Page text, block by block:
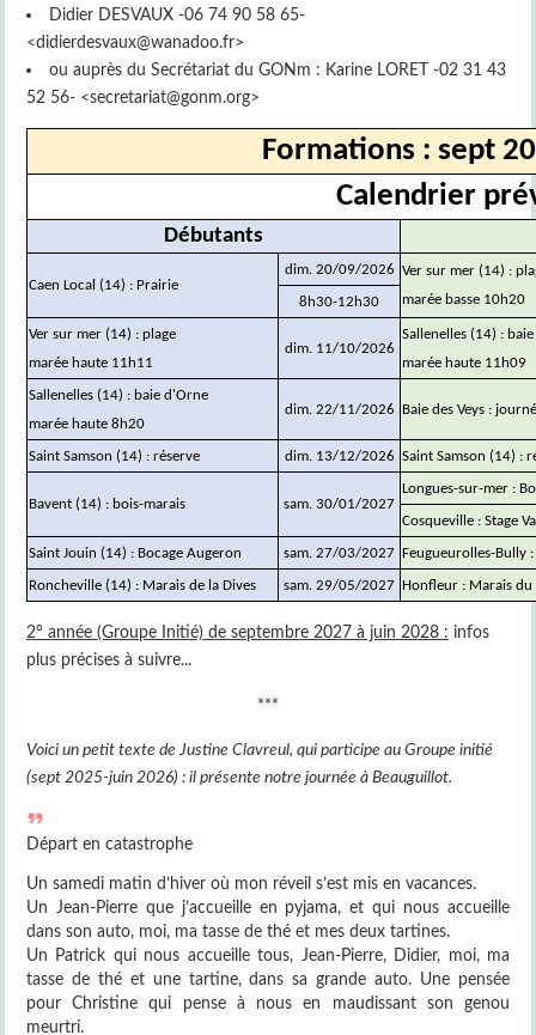
Didier DESVAUX -06 74 90 58 65-
<didierdesvaux@wanadoo.fr>
ou auprès du Secrétariat du GONm : Karine LORET -02 31 43
52 56- <secretariat@gonm.org>
Formations : sept
Calendrier
Débutants
Caen Local (14) : Prairie
dim. 20/09/2026 Ver sur mer (14) :
marée basse 10h20
8h30-12h30
Ver sur mer (14) : plage
marée haute 11h11
dim. 11/10/2026
Sallenelles (14) :
marée haute 11h09
Sallenelles (14) : baie d'Orne
marée haute 8h20
dim. 22/11/2026 Baie des Veys :
Saint Samson (14) : réserve dim. 13/12/2026 Saint Samson (14) :
Bavent (14) : bois-marais sam. 30/01/2027
Longues-sur-mer :
Cosqueville : Stage
Saint Jouin (14) : Bocage Augeron sam. 27/03/2027 Feugueurolles-Bully
Roncheville (14) : Marais de la Dives sam. 29/05/2027 Honfleur : Marais du
2° année (Groupe Initié) de septembre 2027 à juin 2028 : infos
plus précises à suivre...
***
Voici un petit texte de Justine Clavreul, qui participe au Groupe initié
(sept 2025-juin 2026) : il présente notre journée à Beauguillot.
Départ en catastrophe
Un samedi matin d’hiver où mon réveil s’est mis en vacances.
Un Jean-Pierre que j’accueille en pyjama, et qui nous accueille
dans son auto, moi, ma tasse de thé et mes deux tartines.
Un Patrick qui nous accueille tous, Jean-Pierre, Didier, moi, ma
tasse de thé et une tartine, dans sa grande auto. Une pensée
pour Christine qui pense à nous en maudissant son genou
meurtri.